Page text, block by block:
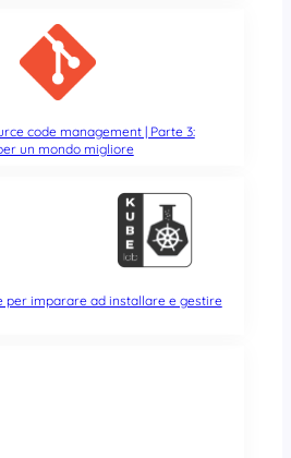
code management | Parte 3:
un mondo migliore
per imparare ad installare e gestire